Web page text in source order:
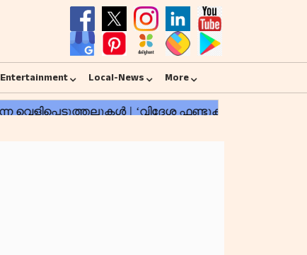
Entertainment Local-News More